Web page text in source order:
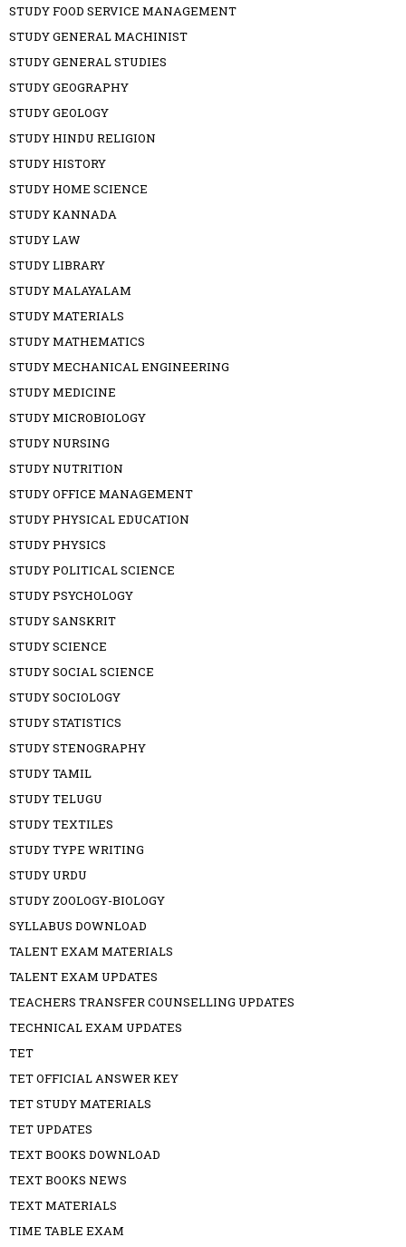
STUDY FOOD SERVICE MANAGEMENT
STUDY GENERAL MACHINIST
STUDY GENERAL STUDIES
STUDY GEOGRAPHY
STUDY GEOLOGY
STUDY HINDU RELIGION
STUDY HISTORY
STUDY HOME SCIENCE
STUDY KANNADA
STUDY LAW
STUDY LIBRARY
STUDY MALAYALAM
STUDY MATERIALS
STUDY MATHEMATICS
STUDY MECHANICAL ENGINEERING
STUDY MEDICINE
STUDY MICROBIOLOGY
STUDY NURSING
STUDY NUTRITION
STUDY OFFICE MANAGEMENT
STUDY PHYSICAL EDUCATION
STUDY PHYSICS
STUDY POLITICAL SCIENCE
STUDY PSYCHOLOGY
STUDY SANSKRIT
STUDY SCIENCE
STUDY SOCIAL SCIENCE
STUDY SOCIOLOGY
STUDY STATISTICS
STUDY STENOGRAPHY
STUDY TAMIL
STUDY TELUGU
STUDY TEXTILES
STUDY TYPE WRITING
STUDY URDU
STUDY ZOOLOGY-BIOLOGY
SYLLABUS DOWNLOAD
TALENT EXAM MATERIALS
TALENT EXAM UPDATES
TEACHERS TRANSFER COUNSELLING UPDATES
TECHNICAL EXAM UPDATES
TET
TET OFFICIAL ANSWER KEY
TET STUDY MATERIALS
TET UPDATES
TEXT BOOKS DOWNLOAD
TEXT BOOKS NEWS
TEXT MATERIALS
TIME TABLE EXAM